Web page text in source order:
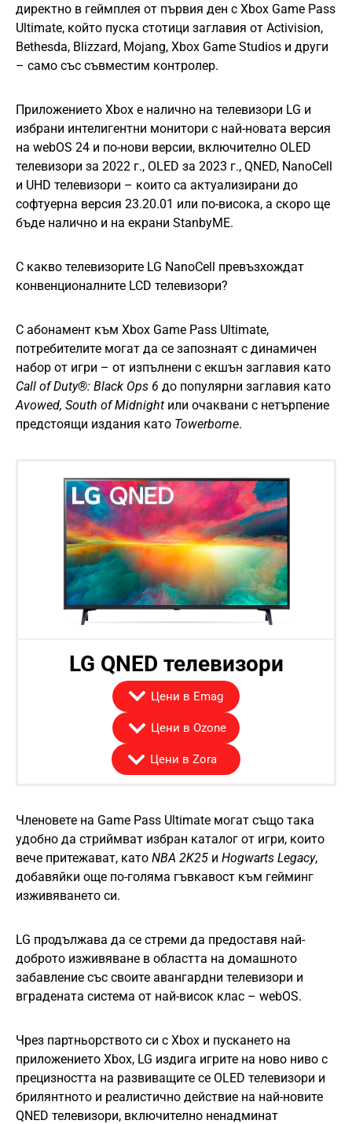
директно в геймплея от първия ден с Xbox Game Pass
Ultimate, който пуска стотици заглавия от Activision,
Bethesda, Blizzard, Mojang, Xbox Game Studios и други
– само със съвместим контролер.
Приложението Xbox е налично на телевизори LG и
избрани интелигентни монитори с най-новата версия
на webOS 24 и по-нови версии, включително OLED
телевизори за 2022 г., OLED за 2023 г., QNED, NanoCell
и UHD телевизори – които са актуализирани до
софтуерна версия 23.20.01 или по-висока, а скоро ще
бъде налично и на екрани StanbyME.
С какво телевизорите LG NanoCell превъзхождат
конвенционалните LCD телевизори?
С абонамент към Xbox Game Pass Ultimate,
потребителите могат да се запознаят с динамичен
набор от игри – от изпълнени с екшън заглавия като
Call of Duty®: Black Ops 6 до популярни заглавия като
Avowed, South of Midnight или очаквани с нетърпение
предстоящи издания като Towerborne.
LG QNED телевизори
Цени в Emag
Цени в Ozone
Цени в Zora
Членовете на Game Pass Ultimate могат също така
удобно да стриймват избран каталог от игри, които
вече притежават, като NBA 2K25 и Hogwarts Legacy,
добавяйки още по-голяма гъвкавост към гейминг
изживяването си.
LG продължава да се стреми да предоставя най-
доброто изживяване в областта на домашното
забавление със своите авангардни телевизори и
вградената система от най-висок клас – webOS.
Чрез партньорството си с Xbox и пускането на
приложението Xbox, LG издига игрите на ново ниво с
прецизността на развиващите се OLED телевизори и
брилянтното и реалистично действие на най-новите
QNED телевизори, включително ненадминат